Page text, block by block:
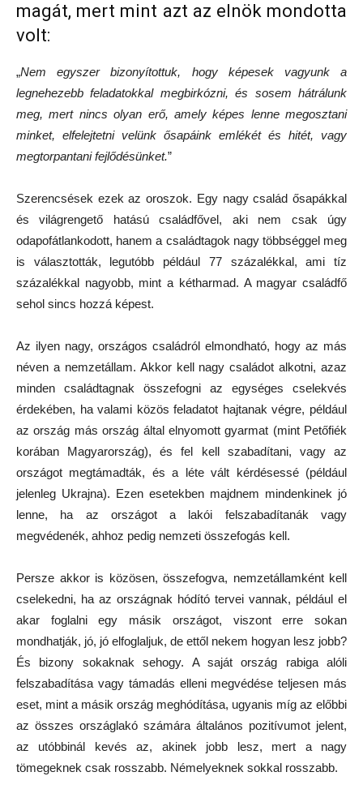
magát, mert mint azt az elnök mondotta
volt:
„Nem egyszer bizonyítottuk, hogy képesek vagyunk a
legnehezebb feladatokkal megbirkózni, és sosem hátrálunk
meg, mert nincs olyan erő, amely képes lenne megosztani
minket, elfelejtetni velünk ősapáink emlékét és hitét, vagy
megtorpantani fejlődésünket.”
Szerencsések ezek az oroszok. Egy nagy család ősapákkal
és világrengető hatású családfővel, aki nem csak úgy
odapofátlankodott, hanem a családtagok nagy többséggel meg
is választották, legutóbb például 77 százalékkal, ami tíz
százalékkal nagyobb, mint a kétharmad. A magyar családfő
sehol sincs hozzá képest.
Az ilyen nagy, országos családról elmondható, hogy az más
néven a nemzetállam. Akkor kell nagy családot alkotni, azaz
minden családtagnak összefogni az egységes cselekvés
érdekében, ha valami közös feladatot hajtanak végre, például
az ország más ország által elnyomott gyarmat (mint Petőfiék
korában Magyarország), és fel kell szabadítani, vagy az
országot megtámadták, és a léte vált kérdésessé (például
jelenleg Ukrajna). Ezen esetekben majdnem mindenkinek jó
lenne, ha az országot a lakói felszabadítanák vagy
megvédenék, ahhoz pedig nemzeti összefogás kell.
Persze akkor is közösen, összefogva, nemzetállamként kell
cselekedni, ha az országnak hódító tervei vannak, például el
akar foglalni egy másik országot, viszont erre sokan
mondhatják, jó, jó elfoglaljuk, de ettől nekem hogyan lesz jobb?
És bizony sokaknak sehogy. A saját ország rabiga alóli
felszabadítása vagy támadás elleni megvédése teljesen más
eset, mint a másik ország meghódítása, ugyanis míg az előbbi
az összes országlakó számára általános pozitívumot jelent,
az utóbbinál kevés az, akinek jobb lesz, mert a nagy
tömegeknek csak rosszabb. Némelyeknek sokkal rosszabb.